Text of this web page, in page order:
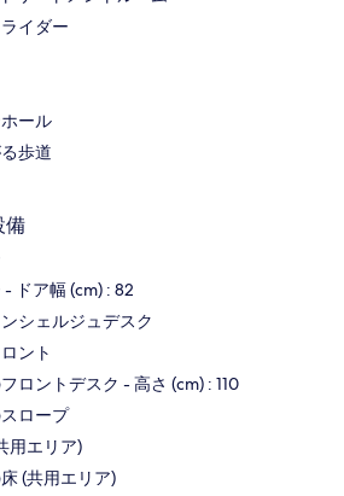
イダー
ール
歩道
備
ドア幅 (cm) : 82
シェルジュデスク
ント
ロントデスク - 高さ (cm) : 110
ロープ
用エリア)
(共用エリア)